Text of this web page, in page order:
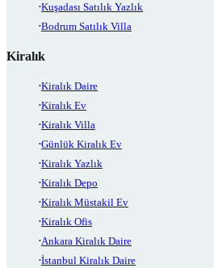
Kuşadası Satılık Yazlık
Bodrum Satılık Villa
Kiralık
Kiralık Daire
Kiralık Ev
Kiralık Villa
Günlük Kiralık Ev
Kiralık Yazlık
Kiralık Depo
Kiralık Müstakil Ev
Kiralık Ofis
Ankara Kiralık Daire
İstanbul Kiralık Daire